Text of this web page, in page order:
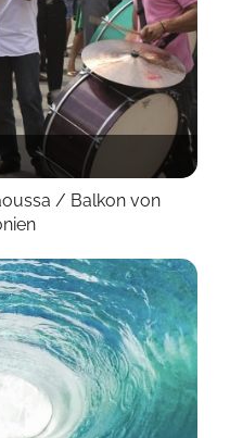
/ Balkon von